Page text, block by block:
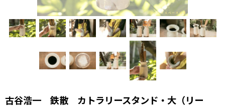
古谷浩一 鉄散 カトラリースタンド・大（リー